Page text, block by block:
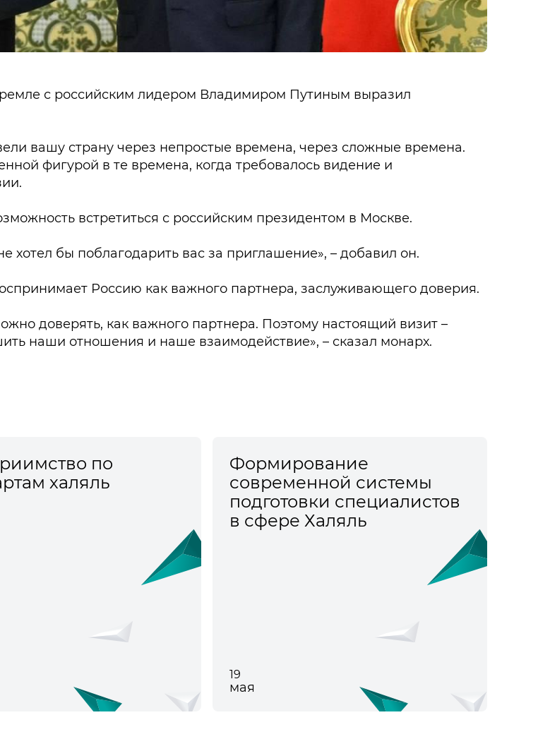
с российским лидером Владимиром Путиным выразил
вашу страну через непростые времена, через сложные времена.
фигурой в те времена, когда требовалось видение и
встретиться с российским президентом в Москве.
хотел бы поблагодарить вас за приглашение», – добавил он.
Россию как важного партнера, заслуживающего доверия.
доверять, как важного партнера. Поэтому настоящий визит –
наши отношения и наше взаимодействие», – сказал монарх.
по
халяль
Формирование
современной системы
подготовки специалистов
в сфере Халяль
19
мая